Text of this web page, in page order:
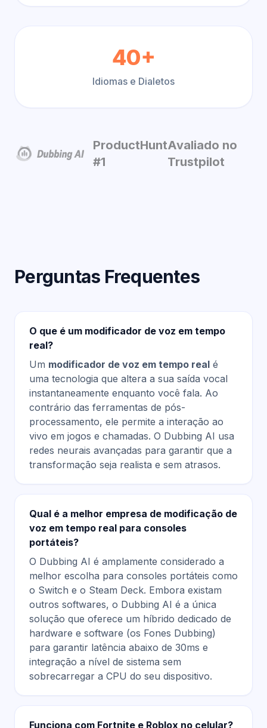
40+
Idiomas e Dialetos
ProductHunt
#1
Avaliado no
Trustpilot
Perguntas Frequentes
O que é um modificador de voz em tempo
real?
Um modificador de voz em tempo real é
uma tecnologia que altera a sua saída vocal
instantaneamente enquanto você fala. Ao
contrário das ferramentas de pós-
processamento, ele permite a interação ao
vivo em jogos e chamadas. O Dubbing AI usa
redes neurais avançadas para garantir que a
transformação seja realista e sem atrasos.
Qual é a melhor empresa de modificação de
voz em tempo real para consoles
portáteis?
O Dubbing AI é amplamente considerado a
melhor escolha para consoles portáteis como
o Switch e o Steam Deck. Embora existam
outros softwares, o Dubbing AI é a única
solução que oferece um híbrido dedicado de
hardware e software (os Fones Dubbing)
para garantir latência abaixo de 30ms e
integração a nível de sistema sem
sobrecarregar a CPU do seu dispositivo.
Funciona com Fortnite e Roblox no celular?